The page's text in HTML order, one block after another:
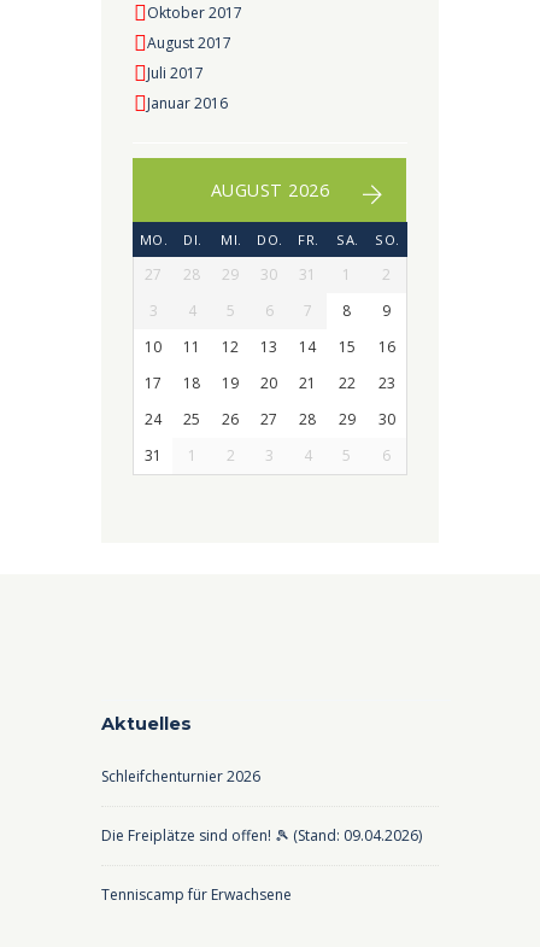
Oktober 2017
August 2017
Juli 2017
Januar 2016
AUGUST 2026
MO. DI. MI. DO. FR. SA. SO.
27 28 29 30 31 1
2
3
4 5 6 7 8
9
10
11 12 13 14 15
16
17
18 19 20 21 22
23
24
25 26 27 28 29
30
31
1 2 3 4 5 6
Aktuelles
Schleifchenturnier 2026
Die Freiplätze sind offen! 🎾 (Stand: 09.04.2026)
Tenniscamp für Erwachsene